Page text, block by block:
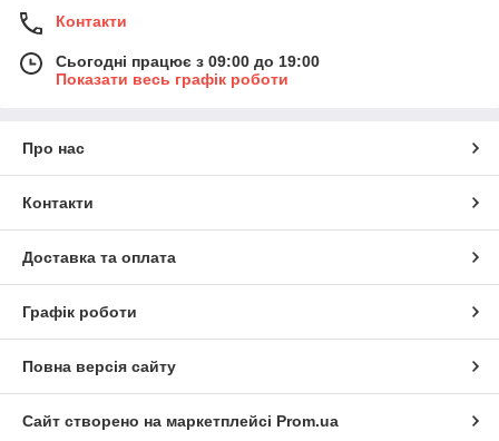
Контакти
Сьогодні працює з 09:00 до 19:00
Показати весь графік роботи
Про нас
Контакти
Доставка та оплата
Графік роботи
Повна версія сайту
Сайт створено на маркетплейсі Prom.ua